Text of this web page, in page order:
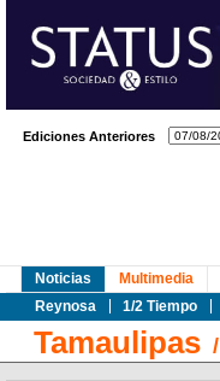
Ediciones Anteriores
Noticias
Reynosa
1/2 Tiempo
Multimedia
Tamaulipas /